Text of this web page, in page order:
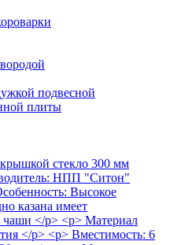
подвесной
плиты